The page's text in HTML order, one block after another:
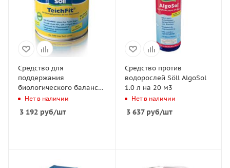
Средство для
поддержания
биологического баланса
Söll TeichFit 0.5 кг на 5
Нет в наличии
3 192 руб/шт
Средство против
водорослей Söll AlgoSol
1.0 л на 20 м3
Нет в наличии
3 637руб/шт